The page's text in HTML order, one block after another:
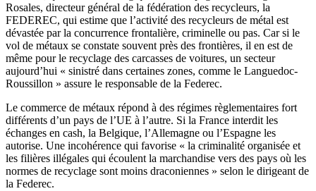
Rosales, directeur général de la fédération des recycleurs, la
FEDEREC, qui estime que l’activité des recycleurs de métal est
dévastée par la concurrence frontalière, criminelle ou pas. Car si le
vol de métaux se constate souvent près des frontières, il en est de
même pour le recyclage des carcasses de voitures, un secteur
aujourd’hui « sinistré dans certaines zones, comme le Languedoc-
Roussillon » assure le responsable de la Federec.
Le commerce de métaux répond à des régimes règlementaires fort
différents d’un pays de l’UE à l’autre. Si la France interdit les
échanges en cash, la Belgique, l’Allemagne ou l’Espagne les
autorise. Une incohérence qui favorise « la criminalité organisée et
les filières illégales qui écoulent la marchandise vers des pays où les
normes de recyclage sont moins draconiennes » selon le dirigeant de
la Federec.